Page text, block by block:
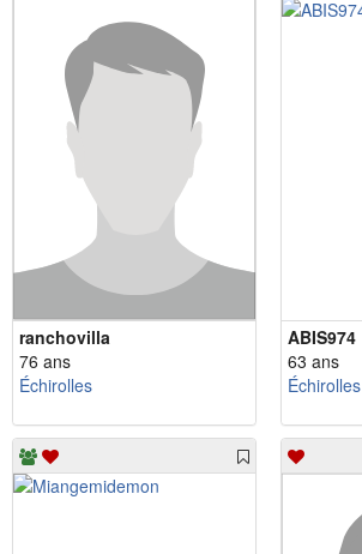
ranchovilla
76 ans
Échirolles
ABIS974
63 ans
Échirolles